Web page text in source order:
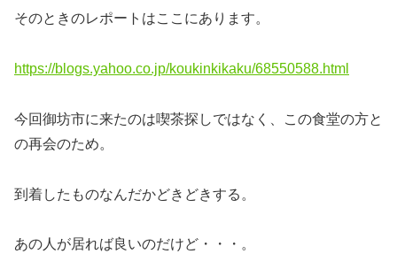
そのときのレポートはここにあります。
https://blogs.yahoo.co.jp/koukinkikaku/68550588.html
今回御坊市に来たのは喫茶探しではなく、この食堂の方と
の再会のため。
到着したものなんだかどきどきする。
あの人が居れば良いのだけど・・・。